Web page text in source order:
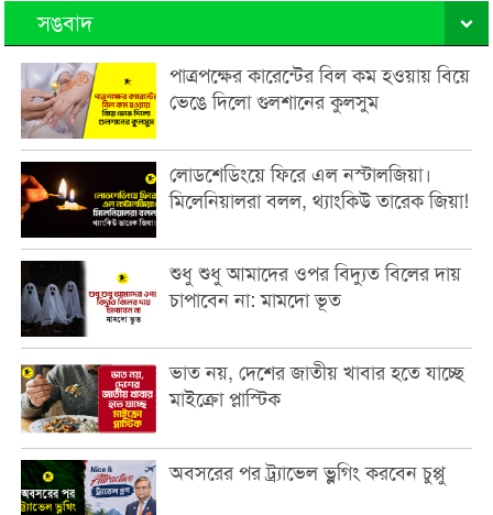
সঙবাদ
পাত্রপক্ষের কারেন্টের বিল কম হওয়ায় বিয়ে
ভেঙে দিলো গুলশানের কুলসুম
লোডশেডিংয়ে ফিরে এল নস্টালজিয়া।
মিলেনিয়ালরা বলল, থ্যাংকিউ তারেক জিয়া!
শুধু শুধু আমাদের ওপর বিদ্যুত বিলের দায়
চাপাবেন না: মামদো ভূত
ভাত নয়, দেশের জাতীয় খাবার হতে যাচ্ছে
মাইক্রো প্লাস্টিক
অবসরের পর ট্র্যাভেল ভ্লগিং করবেন চুপ্পু